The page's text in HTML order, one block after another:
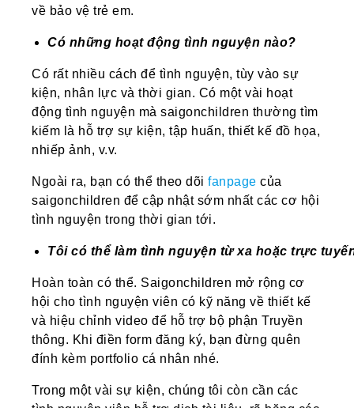
về bảo vệ trẻ em.
Có những hoạt động tình nguyện nào?
Có rất nhiều cách để tình nguyện, tùy vào sự
kiện, nhân lực và thời gian. Có một vài hoạt
động tình nguyện mà saigonchildren thường tìm
kiếm là hỗ trợ sự kiện, tập huấn, thiết kế đồ họa,
nhiếp ảnh, v.v.
Ngoài ra, bạn có thể theo dõi fanpage của
saigonchildren để cập nhật sớm nhất các cơ hội
tình nguyện trong thời gian tới.
Tôi có thể làm tình nguyện từxa hoặc trực
Hoàn toàn có thể. Saigonchildren mở rộng cơ
hội cho tình nguyện viên có kỹ năng về thiết kế
và hiệu chỉnh video để hỗ trợ bộ phận Truyền
thông. Khi điền form đăng ký, bạn đừng quên
đính kèm portfolio cá nhân nhé.
Trong một vài sự kiện, chúng tôi còn cần các